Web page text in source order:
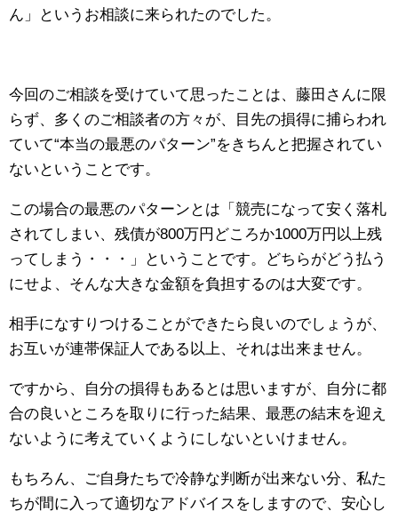
ん」というお相談に来られたのでした。
今回のご相談を受けていて思ったことは、藤田さんに限
らず、多くのご相談者の方々が、目先の損得に捕らわれ
ていて“本当の最悪のパターン”をきちんと把握されてい
ないということです。
この場合の最悪のパターンとは「競売になって安く落札
されてしまい、残債が800万円どころか1000万円以上残
ってしまう・・・」ということです。どちらがどう払う
にせよ、そんな大きな金額を負担するのは大変です。
相手になすりつけることができたら良いのでしょうが、
お互いが連帯保証人である以上、それは出来ません。
ですから、自分の損得もあるとは思いますが、自分に都
合の良いところを取りに行った結果、最悪の結末を迎え
ないように考えていくようにしないといけません。
もちろん、ご自身たちで冷静な判断が出来ない分、私た
ちが間に入って適切なアドバイスをしますので、安心し